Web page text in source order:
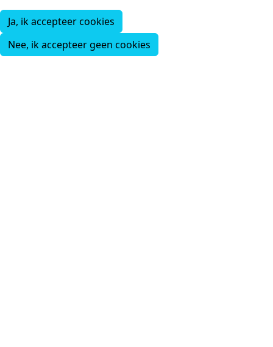
Ja, ik accepteer cookies
Nee, ik accepteer geen cookies